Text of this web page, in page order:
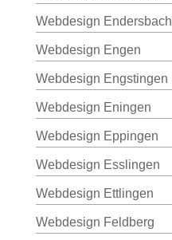
Webdesign Endersbach
Webdesign Engen
Webdesign Engstingen
Webdesign Eningen
Webdesign Eppingen
Webdesign Esslingen
Webdesign Ettlingen
Webdesign Feldberg